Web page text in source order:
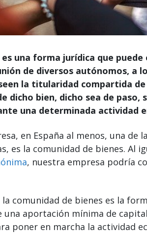
es una forma jurídica que
de diversos autónomos, a
la titularidad compartida
dicho bien, dicho sea de paso,
una determinada actividad
en España al menos, una de
es la comunidad de bienes. Al
, nuestra empresa podría
comunidad de bienes es la
una aportación mínima de
poner en marcha la actividad